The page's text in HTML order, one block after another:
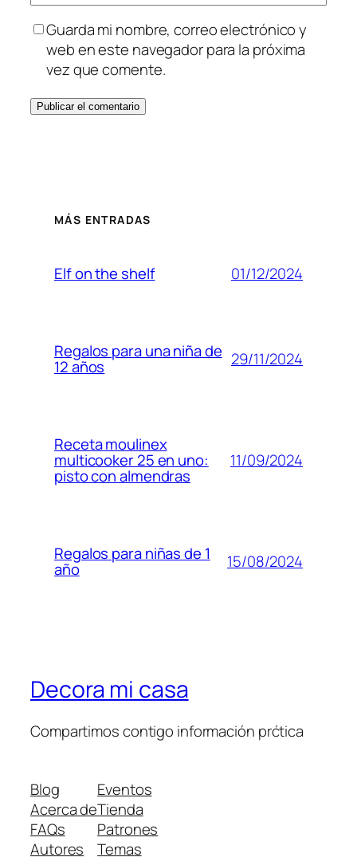
Guarda mi nombre, correo electrónico y
web en este navegador para la próxima
vez que comente.
MÁS ENTRADAS
Elf on the shelf 01/12/2024
Regalos para una niña de
12 años 29/11/2024
Receta moulinex
multicooker 25 en uno:
pisto con almendras
11/09/2024
Regalos para niñas de 1
año 15/08/2024
Decora mi casa
Compartimos contigo información prćtica
Blog
Acerca de
FAQs
Autores
Eventos
Tienda
Patrones
Temas